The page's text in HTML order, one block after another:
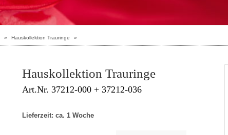
» Hauskollektion Trauringe »
Hauskollektion Trauringe
Art.Nr. 37212-000 + 37212-036
Lieferzeit: ca. 1 Woche